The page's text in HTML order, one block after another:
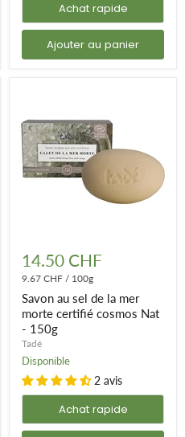
Achat rapide
Ajouter au panier
au
sel
de
la
mer
morte
certifié
cosmos
Nat
150g
14.50 CHF
9.67 CHF / 100g
Savon au sel de la mer
morte certifié cosmos Nat
- 150g
Tadé
Disponible
2 avis
Achat rapide